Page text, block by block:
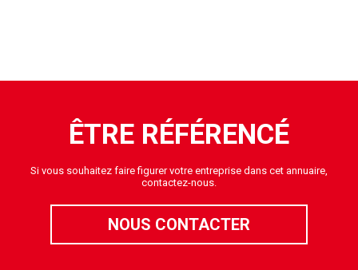
ÊTRE RÉFÉRENCÉ
Si vous souhaitez faire figurer votre entreprise dans cet annuaire,
contactez-nous.
NOUS CONTACTER